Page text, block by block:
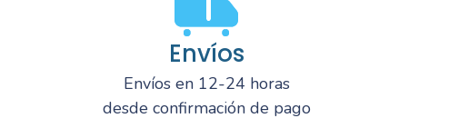
Envíos
Envíos en 12-24 horas
desde confirmación de pago